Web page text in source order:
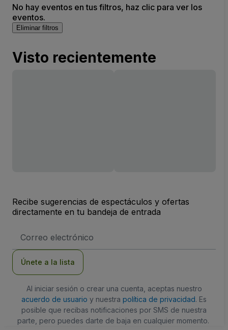
No hay eventos en tus filtros, haz clic para ver los
eventos.
Eliminar filtros
Visto recientemente
Recibe sugerencias de espectáculos y ofertas
directamente en tu bandeja de entrada
de
Únete a la lista
Al iniciar sesión o crear una cuenta, aceptas nuestro
acuerdo de usuario y nuestra política de privacidad. Es
posible que recibas notificaciones por SMS de nuestra
parte, pero puedes darte de baja en cualquier momento.